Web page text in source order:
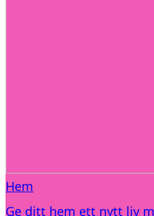
Hem
Ge ditt hem ett nytt liv